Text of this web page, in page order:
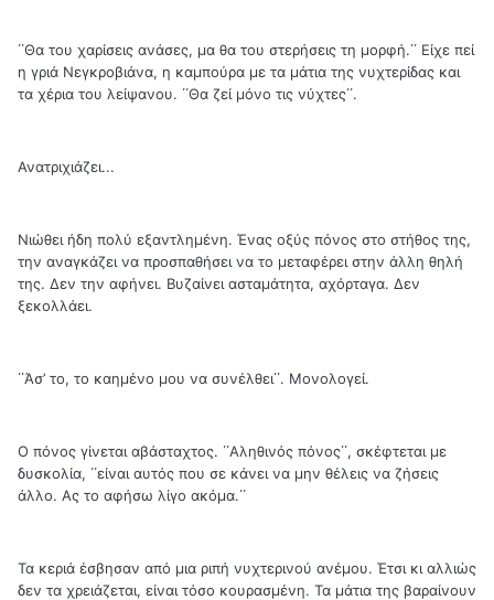
΄΄Θα του χαρίσεις ανάσες, μα θα του στερήσεις τη μορφή.΄΄ Είχε πεί
η γριά Νεγκροβιάνα, η καμπούρα με τα μάτια της νυχτερίδας και
τα χέρια του λείψανου. ΄΄Θα ζεί μόνο τις νύχτες΄΄.
Ανατριχιάζει...
Νιώθει ήδη πολύ εξαντλημένη. Ένας οξύς πόνος στο στήθος της,
την αναγκάζει να προσπαθήσει να το μεταφέρει στην άλλη θηλή
της. Δεν την αφήνει. Βυζαίνει ασταμάτητα, αχόρταγα. Δεν
ξεκολλάει.
΄΄Άσ’ το, το καημένο μου να συνέλθει΄΄. Μονολογεί.
Ο πόνος γίνεται αβάσταχτος. ΄΄Αληθινός πόνος΄΄, σκέφτεται με
δυσκολία, ΄΄είναι αυτός που σε κάνει να μην θέλεις να ζήσεις
άλλο. Ας το αφήσω λίγο ακόμα.΄΄
Τα κεριά έσβησαν από μια ριπή νυχτερινού ανέμου. Έτσι κι αλλιώς
δεν τα χρειάζεται, είναι τόσο κουρασμένη. Τα μάτια της βαραίνουν